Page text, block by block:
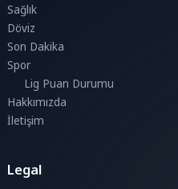
Sağlık
Döviz
Son Dakika
Spor
Lig Puan Durumu
Hakkımızda
İletişim
Legal